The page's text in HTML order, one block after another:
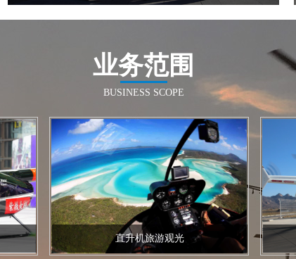
全国飞行热线
业务范围
BUSINESS SCOPE
直升机旅游观光